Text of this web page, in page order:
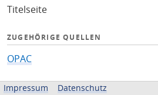
Titelseite
ZUGEHÖRIGE QUELLEN
OPAC
BEREITGESTELLT VON
Impressum Datenschutz